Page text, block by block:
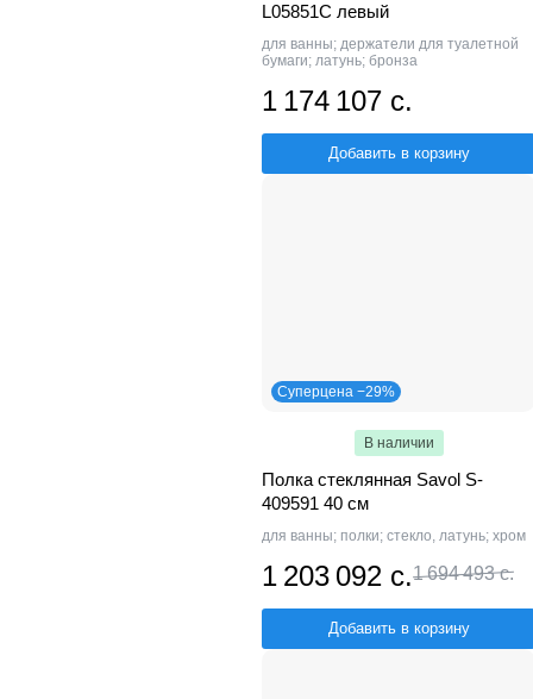
L05851C левый
для ванны; держатели для туалетной
бумаги; латунь; бронза
1 174 107 с.
Добавить в корзину
Суперцена −29%
В наличии
Полка стеклянная Savol S-
409591 40 см
для ванны; полки; стекло, латунь; хром
1 203 092 с.1 694 493 с.
Добавить в корзину